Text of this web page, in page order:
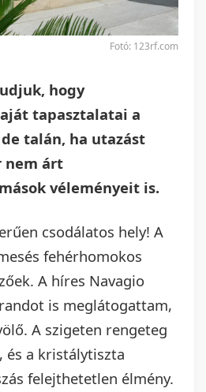
Fotó: 123rf.com
hogy
tapasztalatai a
talán, ha utazást
nem árt
véleményeit is.
csodálatos hely! A
fehérhomokos
A híres Navagio
is meglátogattam,
A szigeten rengeteg
és a kristálytiszta
felejthetetlen élmény.